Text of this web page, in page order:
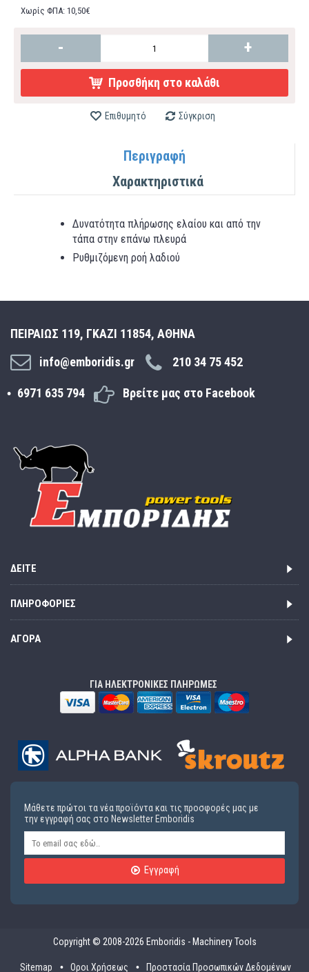
Χωρίς ΦΠΑ: 10,50€
- +
Προσθήκη στο καλάθι
Επιθυμητό Σύγκριση
Περιγραφή
Χαρακτηριστικά
Δυνατότητα πλήρωσης ελαίου και από την
τάπα στην επάνω πλευρά
Ρυθμιζόμενη ροή λαδιού
ΠΕΙΡΑΙΩΣ 119, ΓΚΑΖΙ 11854, ΑΘΗΝΑ
info@emboridis.gr
210 34 75 452
6971 635 794 Βρείτε μας στο Facebook
ΔΕΊΤΕ
ΠΛΗΡΟΦΟΡΊΕΣ
ΑΓΟΡΆ
ΓΙΑ ΗΛΕΚΤΡΟΝΙΚΕΣ ΠΛΗΡΩΜΕΣ
Μάθετε πρώτοι τα νέα προϊόντα και τις προσφορές μας με
την εγγραφή σας στο Newsletter Emboridis
Εγγραφή
Copyright © 2008-2026 Emboridis - Machinery Tools
Sitemap Οροι Χρήσεως Προστασία Προσωπικών Δεδομένων